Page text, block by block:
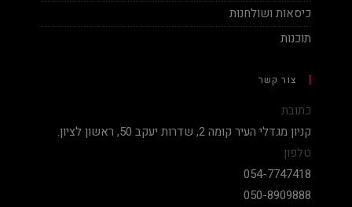
כיסאות ושולחנות
תוכנות
צור קשר
כתובת
קניון מגדלי העיר קומה 2, שדרות יעקב 50, ראשון לציון.
טלפון
054-7747418
050-8909888